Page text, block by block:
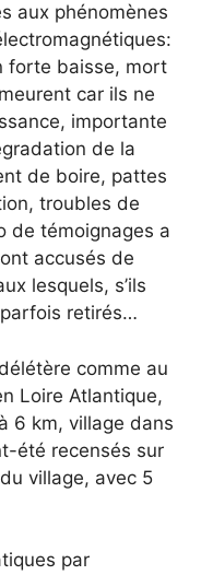
aux phénomènes
forte baisse, mort
car ils ne
importante
de la
de boire, pattes
troubles de
de témoignages a
accusés de
lesquels, s’ils
parfois retirés…
comme au
Loire Atlantique,
6 km, village dans
été recensés sur
village, avec 5
par